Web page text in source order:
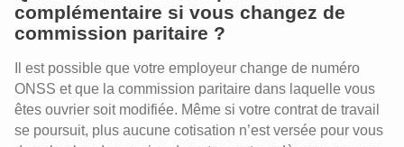
complémentaire si vous changez de
commission paritaire ?
Il est possible que votre employeur change de numéro
ONSS et que la commission paritaire dans laquelle vous
êtes ouvrier soit modifiée. Même si votre contrat de travail
se poursuit, plus aucune cotisation n’est versée pour vous